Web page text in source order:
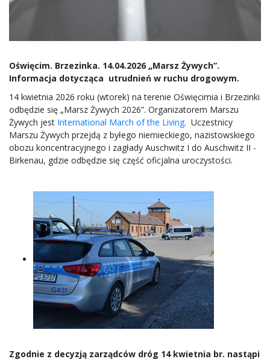
Oświęcim. Brzezinka. 14.04.2026 „Marsz Żywych”.
Informacja dotycząca utrudnień w ruchu drogowym.
14 kwietnia 2026 roku (wtorek) na terenie Oświęcimia i Brzezinki
odbędzie się „Marsz Żywych 2026”. Organizatorem Marszu
Żywych jest International March of the Living. Uczestnicy
Marszu Żywych przejdą z byłego niemieckiego, nazistowskiego
obozu koncentracyjnego i zagłady Auschwitz I do Auschwitz II -
Birkenau, gdzie odbędzie się część oficjalna uroczystości.
Zgodnie z decyzją zarządców dróg 14 kwietnia br. nastąpi